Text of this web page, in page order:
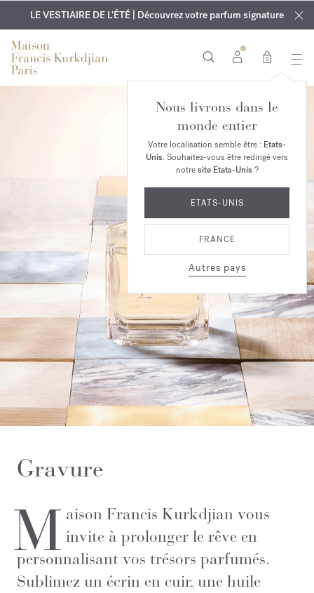
EXCLUSIF | Découvrez le nouveau parfum OUD
velvet mood
dans votre commande*
GRAVURE OFFERTE | Sur tous les parfums et huiles pour le
corps jusqu'au 9 août
LE VESTIAIRE DE L'ÉTÉ | Découvrez votre parfum signature
0
Nous livrons dans le
monde entier
Votre localisation semble être : Etats-
Unis. Souhaitez-vous être redirigé vers
notresite Etats-Unis?
ETATS-UNIS
FRANCE
Autres pays
Gravure
M aison Francis Kurkdjian vous
invite à prolonger le rêve en
personnalisant vos trésors parfumés.
Sublimez un écrin en cuir, une huile